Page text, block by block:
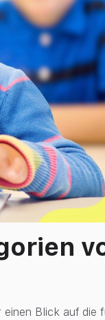
einen Blick auf die